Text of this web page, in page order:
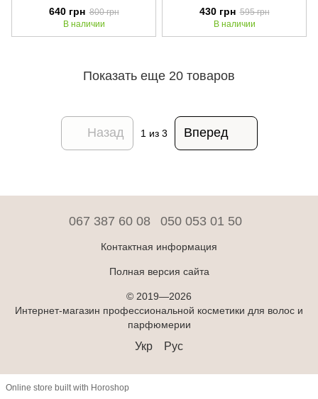
640 грн 800 грн
В наличии
430 грн 595 грн
В наличии
Показать еще 20 товаров
Назад 1 из 3 Вперед
067 387 60 08 050 053 01 50
Контактная информация
Полная версия сайта
© 2019—2026
Интернет-магазин профессиональной косметики для волос и
парфюмерии
Укр Рус
Online store built with Horoshop